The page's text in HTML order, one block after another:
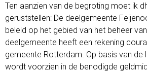
Ten aanzien van de begroting moet ik
geruststellen: De deelgemeente
beleid op het gebied van het beheer
deelgemeente heeft een rekening
gemeente Rotterdam. Op basis van de
wordt voorzien in de benodigde